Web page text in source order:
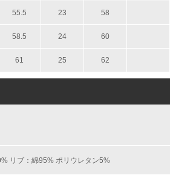
55.5 23 58
58.5 24 60
61 25 62
リブ：綿95% ポリウレタン5%